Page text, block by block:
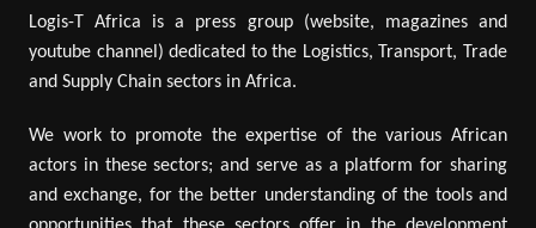
Logis-T Africa is a press group (website, magazines and
youtube channel) dedicated to the Logistics, Transport, Trade
and Supply Chain sectors in Africa.
We work to promote the expertise of the various African
actors in these sectors; and serve as a platform for sharing
and exchange, for the better understanding of the tools and